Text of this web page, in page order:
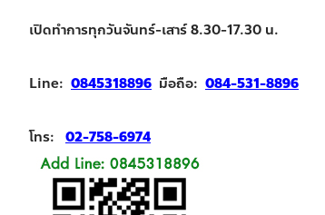
เปิดทำการทุกวันจันทร์-เสาร์ 8.30-17.30 น.
Line: 0845318896 มือถือ: 084-531-8896
โทร: 02-758-6974